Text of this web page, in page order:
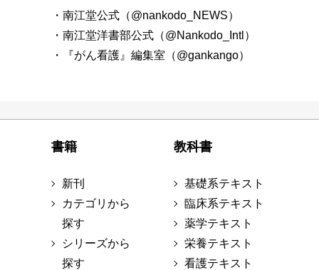
・南江堂公式（@nankodo_NEWS）
・南江堂洋書部公式（@Nankodo_Intl）
・『がん看護』編集室（@gankango）
書籍
新刊
カテゴリから
探す
シリーズから
探す
教科書
基礎系テキスト
臨床系テキスト
薬学テキスト
栄養テキスト
看護テキスト